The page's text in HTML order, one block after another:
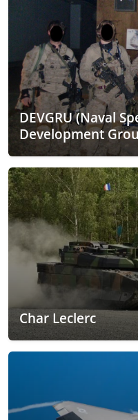
DEVGRU (Naval
Development
Char Leclerc